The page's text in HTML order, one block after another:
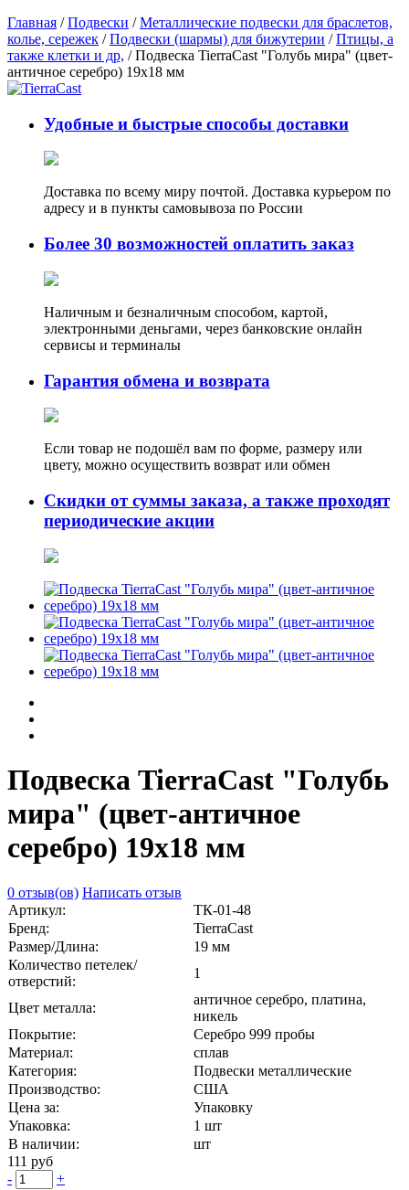
Главная /Подвески /Металлические подвески для браслетов,
колье, сережек /Подвески (шармы) для бижутерии /Птицы, а
также клетки и др, / Подвеска TierraCast "Голубь мира" (цвет-
античное серебро) 19х18 мм
Удобные и быстрые способы доставки
Доставка по всему миру почтой. Доставка курьером по
адресу и в пункты самовывоза по России
Более 30 возможностей оплатить заказ
Наличным и безналичным способом, картой,
электронными деньгами, через банковские онлайн
сервисы и терминалы
Гарантия обмена и возврата
Если товар не подошёл вам по форме, размеру или
цвету, можно осуществить возврат или обмен
Скидки от суммы заказа, а также проходят
периодические акции
Подвеска TierraCast "Голубь
мира" (цвет-античное
серебро) 19х18 мм
0 отзыв(ов) Написать отзыв
Артикул:
ТК-01-48
Бренд:
TierraCast
Размер/Длина:
19 мм
Количество петелек/
отверстий:
1
Цвет металла:
античное серебро, платина,
никель
Покрытие:
Серебро 999 пробы
Материал:
сплав
Категория:
Подвески металлические
Производство:
США
Цена за:
Упаковку
Упаковка:
1 шт
В наличии:
шт
111 руб
-
+